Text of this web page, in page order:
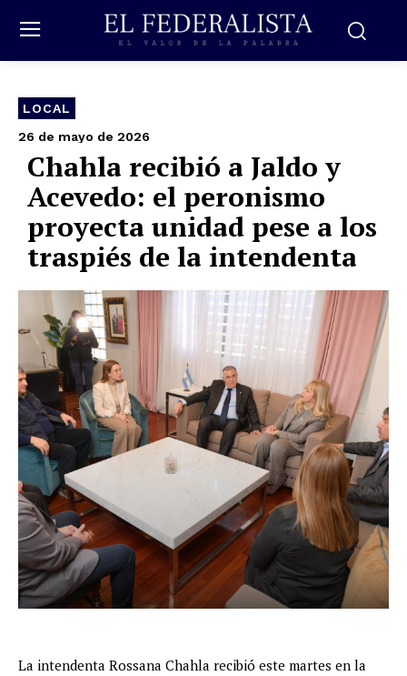
LOCAL
26 de mayo de 2026
Chahla recibió a Jaldo y
Acevedo: el peronismo
proyecta unidad pese a los
traspiés de la intendenta
La intendenta Rossana Chahla recibió este martes en la